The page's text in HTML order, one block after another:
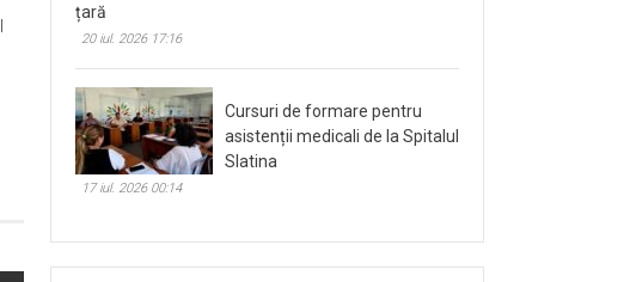
țară
20 iul. 2026 17:16
Cursuri de formare pentru
asistenții medicali de la Spitalul
Slatina
17 iul. 2026 00:14